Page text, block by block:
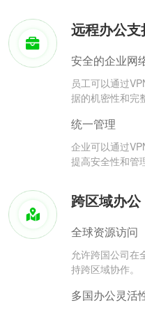
远程办公支
安全的企业网
员工可以通过
据的机密性和完
统一管理
企业可以通过
提高安全性和管
跨区域办公
全球资源访问
允许跨国公司在
持跨区域协作。
多国办公灵活